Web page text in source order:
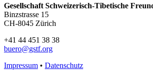
Gesellschaft Schweizerisch-Tibetische
Binzstrasse 15
CH-8045 Zürich
+41 44 451 38 38
buero@gstf.org
Impressum • Datenschutz